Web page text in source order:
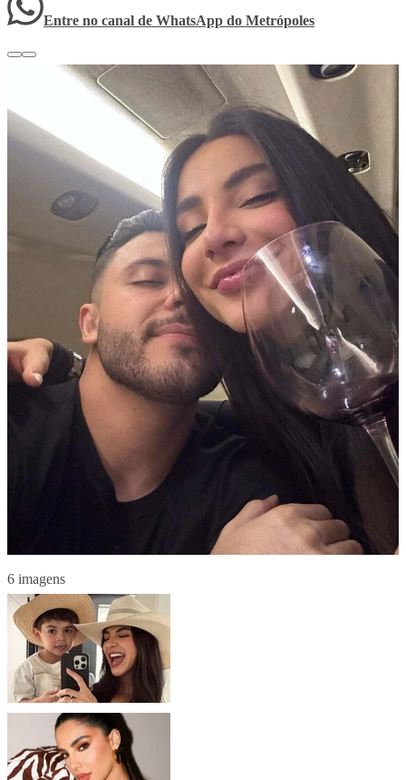
Entre no canal de WhatsApp do Metrópoles
6 imagens